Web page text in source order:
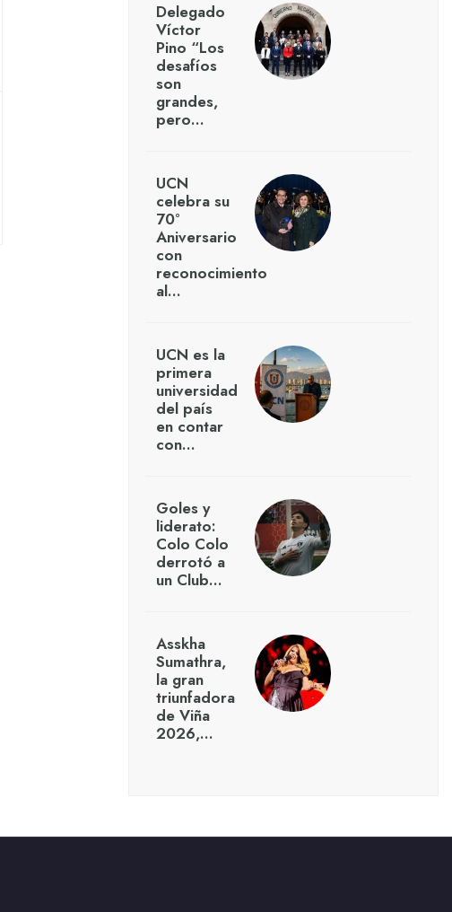
Delegado
Víctor
Pino “Los
desafíos
son
grandes,
pero…
UCN
celebra su
70°
Aniversario
con
reconocimiento
al…
UCN es la
primera
universidad
del país
en contar
con…
Goles y
liderato:
Colo Colo
derrotó a
un Club…
Asskha
Sumathra,
la gran
triunfadora
de Viña
2026,…